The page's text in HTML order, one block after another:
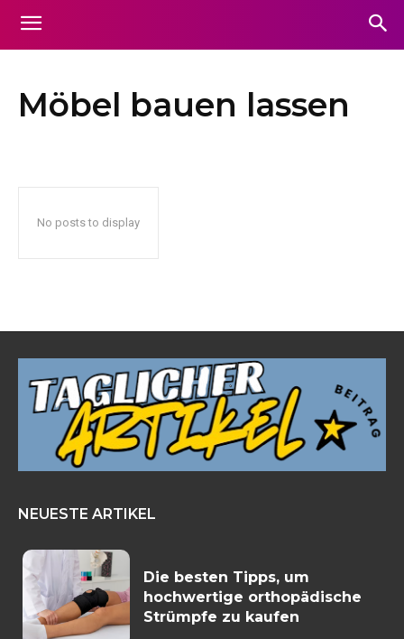
Möbel bauen lassen
No posts to display
NEUESTE ARTIKEL
Die besten Tipps, um
hochwertige orthopädische
Strümpfe zu kaufen